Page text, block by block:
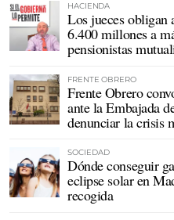
HACIENDA
Los jueces obligan
6.400 millones a
pensionistas
FRENTE OBRERO
Frente Obrero
ante la Embajada
denunciar la crisis
SOCIEDAD
Dónde conseguir
eclipse solar en
recogida